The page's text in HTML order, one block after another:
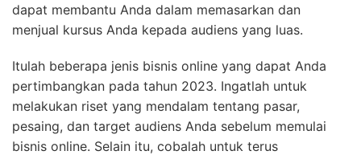
dapat membantu Anda dalam memasarkan dan
menjual kursus Anda kepada audiens yang luas.
Itulah beberapa jenis bisnis online yang dapat Anda
pertimbangkan pada tahun 2023. Ingatlah untuk
melakukan riset yang mendalam tentang pasar,
pesaing, dan target audiens Anda sebelum memulai
bisnis online. Selain itu, cobalah untuk terus